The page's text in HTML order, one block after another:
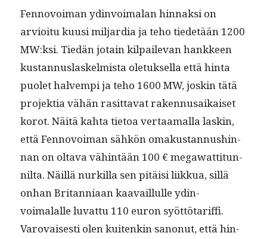
Fen­novoiman ydin­voimalan hin­naksi on
arvioitu kuusi mil­jar­dia ja teho tiede­tään 1200
MW:ksi. Tiedän jotain kil­pail­e­van han­kkeen
kus­tan­nus­laskelmista ole­tuk­sel­la että hin­ta
puo­let halvem­pi ja teho 1600 MW, joskin tätä
pro­jek­tia vähän rasit­ta­vat raken­nu­saikaiset
korot. Näitä kah­ta tietoa ver­taa­mal­la laskin,
että Fen­novoiman sähkön omakus­tan­nushin­
nan on olta­va vähin­tään 100 € megawat­ti­tun­
nil­ta. Näil­lä nurkil­la sen pitäisi liikkua, sil­lä
onhan Bri­tan­ni­aan kaavail­lulle ydin­
voimalalle luvat­tu 110 euron syöt­tö­tar­if­fi.
Varovais­es­ti olen kuitenkin sanonut, että hin­